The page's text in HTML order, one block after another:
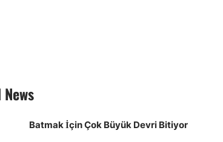
Batmak İçin Çok Büyük Devri Bitiyor